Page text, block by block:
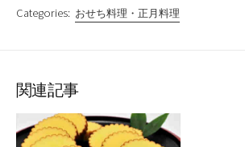
Categories: おせち料理・正月料理
関連記事